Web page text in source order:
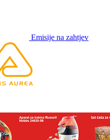
Emisije na zahtjev